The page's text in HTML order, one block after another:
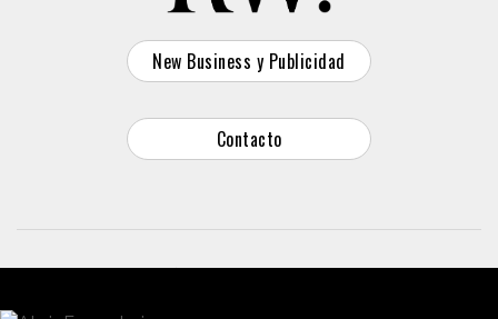
New Business y Publicidad
Contacto
© 2026 Reason Why
Dirección: